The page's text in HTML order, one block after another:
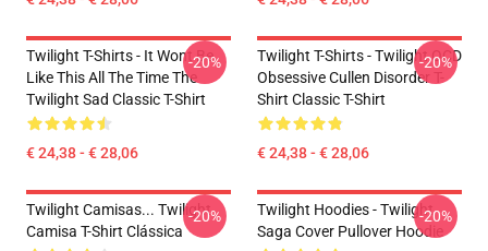
Twilight T-Shirts - It Wont Be
Like This All The Time The
Twilight Sad Classic T-Shirt
€ 24,38 - € 28,06
-20%
Twilight T-Shirts - Twilight OCD
Obsessive Cullen Disorder T-
Shirt Classic T-Shirt
€ 24,38 - € 28,06
-20%
Twilight Camisas... Twilight
Camisa T-Shirt Clássica
-20%
Twilight Hoodies - Twilight
Saga Cover Pullover Hoodie
-20%